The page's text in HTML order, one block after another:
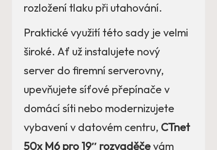
rozložení tlaku při utahování.
Praktické využití této sady je velmi
široké. Ať už instalujete nový
server do firemní serverovny,
upevňujete síťové přepínače v
domácí síti nebo modernizujete
vybavení v datovém centru, CTnet
50x M6 pro 19″ rozvaděčevám